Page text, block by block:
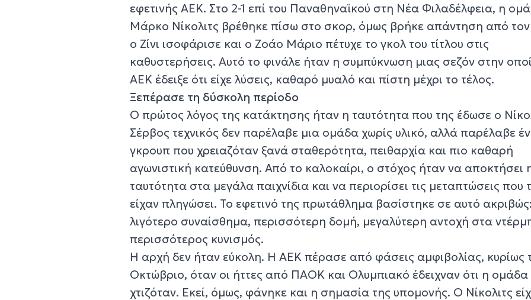
εφετινής ΑΕΚ. Στο 2-1 επί του Παναθηναϊκού στη Νέα Φιλαδέλφεια, η
Μάρκο Νίκολιτς βρέθηκε πίσω στο σκορ, όμως βρήκε απάντηση από
ο Ζίνι ισοφάρισε και ο Ζοάο Μάριο πέτυχε το γκολ του τίτλου στις
καθυστερήσεις. Αυτό το φινάλε ήταν η συμπύκνωση μιας σεζόν στην
ΑΕΚ έδειξε ότι είχε λύσεις, καθαρό μυαλό και πίστη μέχρι το τέλος.
Ξεπέρασε τη δύσκολη περίοδο
Ο πρώτος λόγος της κατάκτησης ήταν η ταυτότητα που της έδωσε ο
Σέρβος τεχνικός δεν παρέλαβε μια ομάδα χωρίς υλικό, αλλά παρέλαβε
γκρουπ που χρειαζόταν ξανά σταθερότητα, πειθαρχία και πιο καθαρή
αγωνιστική κατεύθυνση. Από το καλοκαίρι, ο στόχος ήταν να αποκτήσει
ταυτότητα στα μεγάλα παιχνίδια και να περιορίσει τις μεταπτώσεις που
είχαν πληγώσει. Το εφετινό της πρωτάθλημα βασίστηκε σε αυτό ακριβώς:
λιγότερο συναίσθημα, περισσότερη δομή, μεγαλύτερη αντοχή στα
περισσότερος κυνισμός.
Η αρχή δεν ήταν εύκολη. Η ΑΕΚ πέρασε από φάσεις αμφιβολίας, κυρίως
Οκτώβριο, όταν οι ήττες από ΠΑΟΚ και Ολυμπιακό έδειχναν ότι η
χτιζόταν. Εκεί, όμως, φάνηκε και η σημασία της υπομονής. Ο Νίκολιτς